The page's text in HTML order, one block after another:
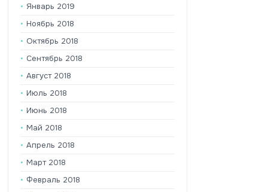
Январь 2019
Ноябрь 2018
Октябрь 2018
Сентябрь 2018
Август 2018
Июль 2018
Июнь 2018
Май 2018
Апрель 2018
Март 2018
Февраль 2018